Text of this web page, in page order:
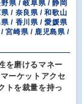
県 / 岐阜県 / 静岡
/ 奈良県 / 和歌山
/ 香川県 / 愛媛県
宮崎県 / 鹿児島県 /
を磨けるマネー
ーケットアクセ
トを裁量を持っ